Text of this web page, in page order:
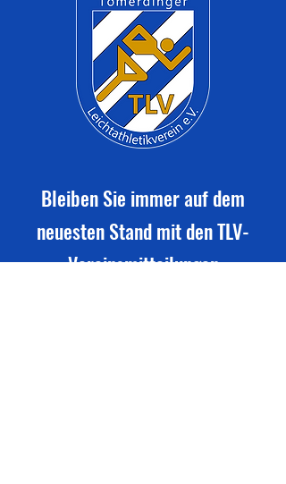
Bleiben Sie immer auf dem
neuesten Stand mit den TLV-
Vereinsmitteilungen